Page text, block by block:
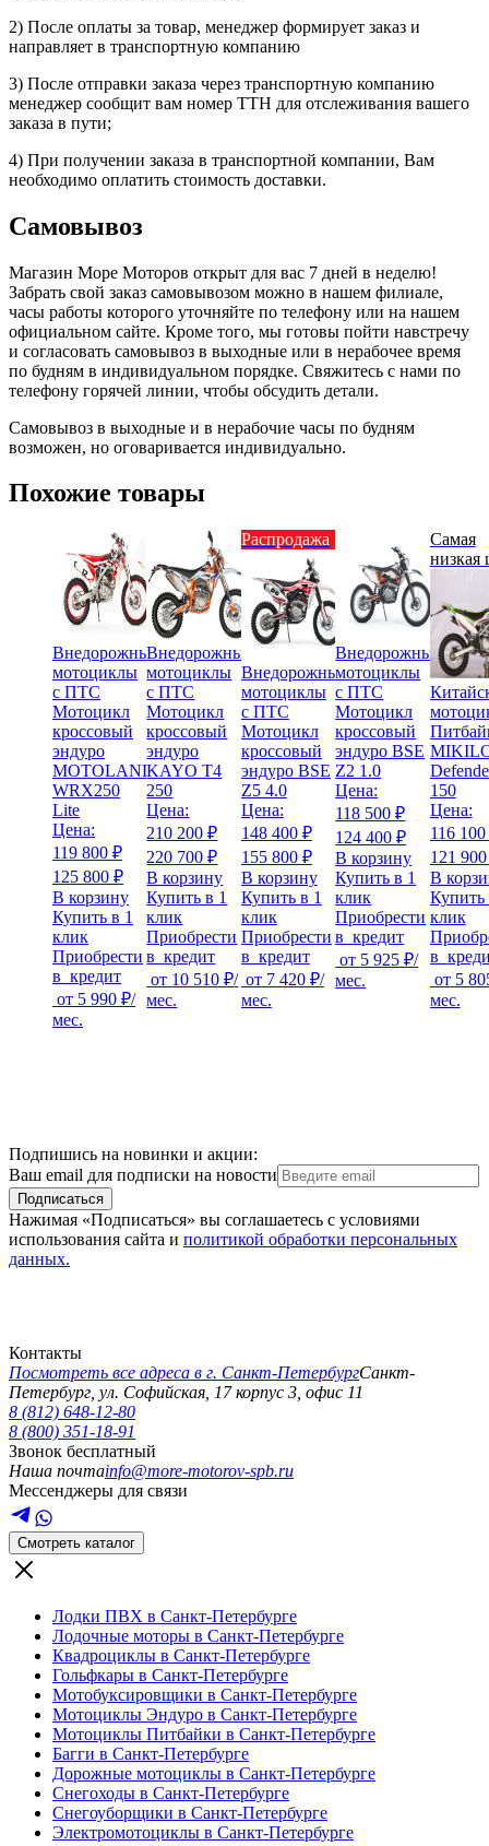
2) После оплаты за товар, менеджер формирует заказ и
направляет в транспортную компанию
3) После отправки заказа через транспортную компанию
менеджер сообщит вам номер ТТН для отслеживания вашего
заказа в пути;
4) При получении заказа в транспортной компании, Вам
необходимо оплатить стоимость доставки.
Самовывоз
Магазин Море Моторов открыт для вас 7 дней в неделю!
Забрать свой заказ самовывозом можно в нашем филиале,
часы работы которого уточняйте по телефону или на нашем
официальном сайте. Кроме того, мы готовы пойти навстречу
и согласовать самовывоз в выходные или в нерабочее время
по будням в индивидуальном порядке. Свяжитесь с нами по
телефону горячей линии, чтобы обсудить детали.
Самовывоз в выходные и в нерабочие часы по будням
возможен, но оговаривается индивидуально.
Похожие товары
Внедорожные
мотоциклы
с ПТС
Мотоцикл
кроссовый
эндуро
MOTOLAND
WRX250
Lite
Цена:
119 800 ₽
125 800 ₽
В корзину
Купить в 1
клик
Приобрести
в кредит
от 5 990 ₽/
мес.
Внедорожные
мотоциклы
с ПТС
Мотоцикл
кроссовый
эндуро
KAYO T4
250
Цена:
210 200 ₽
220 700 ₽
В корзину
Купить в 1
клик
Приобрести
вкредит
от 10 510 ₽/
мес.
Распродажа
Внедорожные
мотоциклы
с ПТС
Мотоцикл
кроссовый
эндуро BSE
Z5 4.0
Цена:
148 400 ₽
155 800 ₽
В корзину
Купить в 1
клик
Приобрести
в кредит
от 7 420 ₽/
мес.
Внедорожные
мотоциклы
с ПТС
Мотоцикл
кроссовый
эндуро BSE
Z2 1.0
Цена:
118 500 ₽
124 400 ₽
В корзину
Купить в 1
клик
Приобрести
вкредит
от 5 925 ₽/
мес.
Самая
низкая
150
Цена:
116
121
В
Купить
клик
в
от 5
мес.
Подпишись на новинки и акции:
Ваш email для подписки на новости
Подписаться
Нажимая «Подписаться» вы соглашаетесь с условиями
использования сайта и политикой обработки персональных
данных.
Контакты
Посмотреть все адреса в г. Санкт-ПетербургСанкт-
Петербург ул. Софийская, 17 корпус 3, офис 11
8 (812) 648-12-80
8 (800) 351-18-91
Звонок бесплатный
Наша почтаinfo@more-motorov-spb.ru
Мессенджеры для связи
Смотреть каталог
Лодки ПВХ в Санкт-Петербурге
Лодочные моторы в Санкт-Петербурге
Квадроциклы в Санкт-Петербурге
Гольфкары в Санкт-Петербурге
Мотобуксировщики в Санкт-Петербурге
Мотоциклы Эндуро в Санкт-Петербурге
Мотоциклы Питбайки в Санкт-Петербурге
Багги в Санкт-Петербурге
Дорожные мотоциклы в Санкт-Петербурге
Снегоходы в Санкт-Петербурге
Снегоуборщики в Санкт-Петербурге
Электромотоциклы в Санкт-Петербурге